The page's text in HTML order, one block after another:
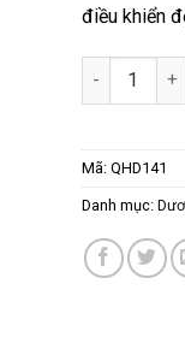
điều khiển
Dương vật
Mã: QHD141
Danh mục: